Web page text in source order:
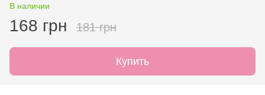
В наличии
168 грн 181 грн
Купить